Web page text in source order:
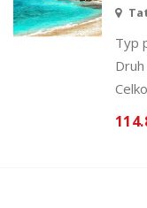
Typ
Druh